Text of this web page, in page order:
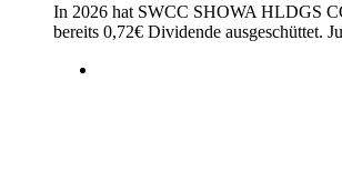
In 2026 hat SWCC SHOWA HLDGS
bereits 0,72€ Dividende ausgeschüttet.